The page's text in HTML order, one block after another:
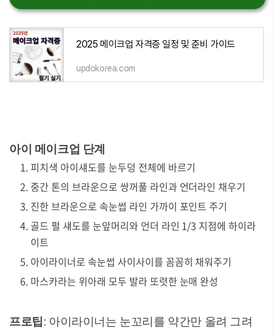
2025 메이크업 자격증 일정 및 준비 가이드
updokorea.com
아이 메이크업 단계
피치색 아이섀도를 눈두덩 전체에 바르기
중간 톤의 브라운으로 쌍꺼풀 라인과 언더라인 채우기
진한 브라운으로 속눈썹 라인 가까이 포인트 주기
골드 펄 섀도를 눈앞머리와 언더 라인 1/3 지점에 하이라
이트
아이라이너로 속눈썹 사이사이를 꼼꼼히 채워주기
마스카라는 위아래 모두 발라 또렷한 눈매 완성
프로팁 : 아이라이너는 눈꼬리를 약간만 올려 그려